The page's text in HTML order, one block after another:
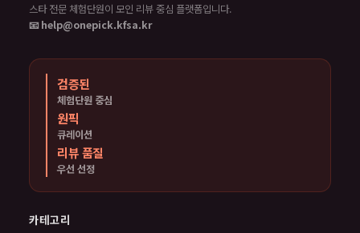
스타 전문 체험단원이 모인 리뷰 중심 플랫폼입니다.
📧 help@onepick.kfsa.kr
검증된
체험단원 중심
원픽
큐레이션
리뷰 품질
우선 선정
카테고리